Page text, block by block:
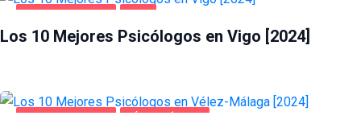
Los 10 Mejores Psicólogos en Vigo [2024]